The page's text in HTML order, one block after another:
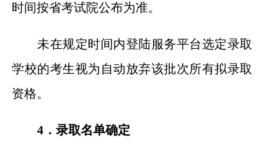
时间按省考试院公布为准。
未在规定时间内登陆服务平台选定录取
学校的考生视为自动放弃该批次所有拟录取
资格。
4 ．录取名单确定